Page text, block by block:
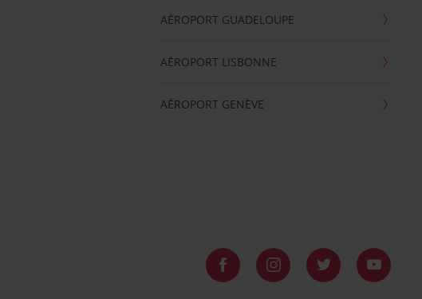
AÉROPORT GUADELOUPE
AÉROPORT LISBONNE
AÉROPORT GENÈVE